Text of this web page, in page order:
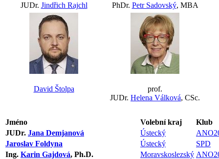
JUDr. Jindřich Rajchl PhDr. Petr Sadovský, MBA
David Štolpa
prof.
JUDr. Helena Válková, CSc.
Jméno Volební kraj
Klub
JUDr. Jana Demjanová Ústecký
Jaroslav Foldyna
Ústecký
SPD
Ing. Karin Gajdová, Ph.D. Moravskoslezský